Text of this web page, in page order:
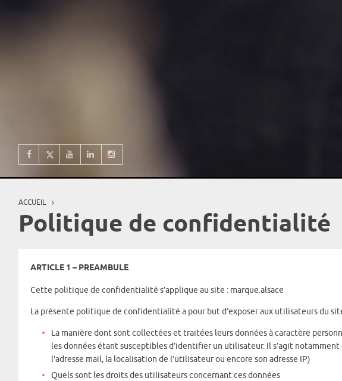
Vous êtes ici
ACCUEIL
Politique de confidentialité
ARTICLE 1 – PREAMBULE
Cette politique de confidentialité s’applique au site : marque.alsace
La présente politique de confidentialité a pour but d’exposer aux utilisateurs du
La manière dont sont collectées et traitées leurs données à caractère
les données étant susceptibles d’identifier un utilisateur. Il s’agit notamment
l’adresse mail, la localisation de l’utilisateur ou encore son adresse IP)
Quels sont les droits des utilisateurs concernant ces données